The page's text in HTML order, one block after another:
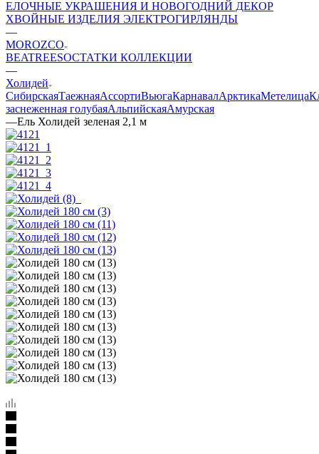
ЕЛОЧНЫЕ УКРАШЕНИЯ И НОВОГОДНИЙ ДЕКОР
ХВОЙНЫЕ ИЗДЕЛИЯ ЭЛЕКТРОГИРЛЯНДЫ
—
MOROZCO
BEATREESОСТАТКИ КОЛЛЕКЦИИ
—
Холидей
СибирскаяТаежнаяАссортиВьюгаКарнавалАрктикаМетелица
заснеженная голубаяАльпийскаяАмурская
—Ель Холидей зеленая 2,1 м